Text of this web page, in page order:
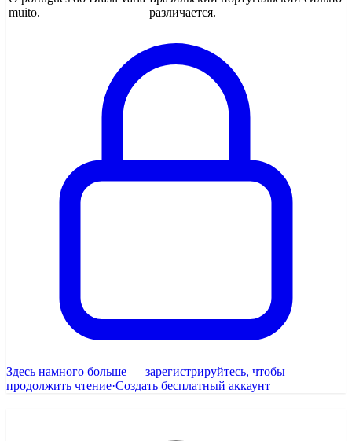
muito.
различается.
Здесь намного больше — зарегистрируйтесь, чтобы
продолжить чтение·Создать бесплатный аккаунт